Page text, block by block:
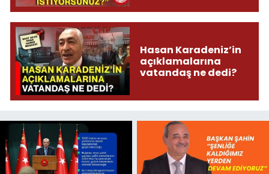
Hasan Karadeniz’in
açıklamalarına
vatandaş ne dedi?